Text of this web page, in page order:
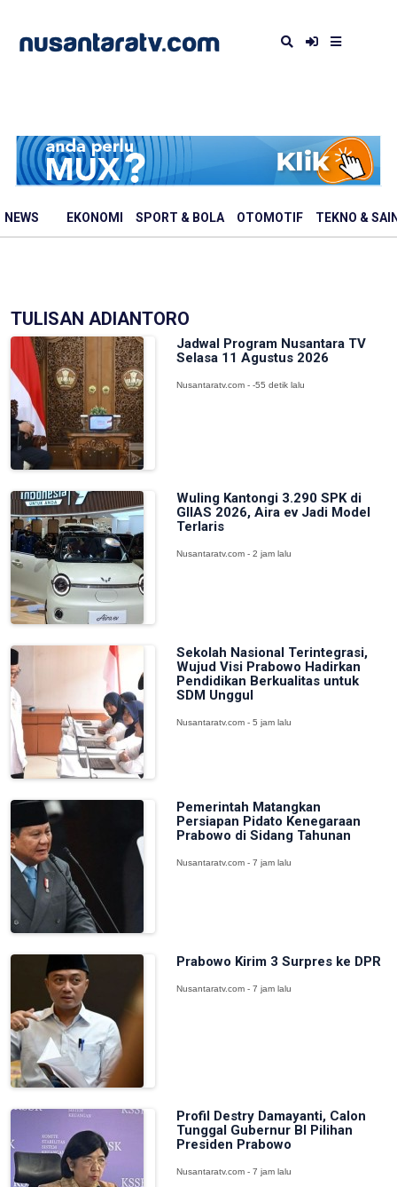
NEWS EKONOMI SPORT & BOLA OTOMOTIF TEKNO &
TULISAN ADIANTORO
Jadwal Program Nusantara TV
Selasa 11 Agustus 2026
Nusantaratv.com - -55 detik lalu
Wuling Kantongi 3.290 SPK di
GIIAS 2026, Aira ev Jadi Model
Terlaris
Nusantaratv.com - 2 jam lalu
Sekolah Nasional Terintegrasi,
Wujud Visi Prabowo Hadirkan
Pendidikan Berkualitas untuk
SDM Unggul
Nusantaratv.com - 5 jam lalu
Pemerintah Matangkan
Persiapan Pidato Kenegaraan
Prabowo di Sidang Tahunan
Nusantaratv.com - 7 jam lalu
Prabowo Kirim 3 Surpres ke DPR
Nusantaratv.com - 7 jam lalu
Profil Destry Damayanti, Calon
Tunggal Gubernur BI Pilihan
Presiden Prabowo
Nusantaratv.com - 7 jam lalu